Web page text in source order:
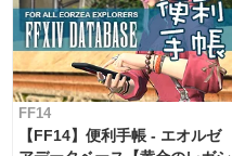
FF14
【FF14】便利手帳 - エオルゼ